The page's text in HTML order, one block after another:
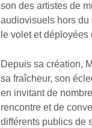
son des artistes de
audiovisuels hors du
le volet et
Depuis sa création,
sa fraîcheur, son
en invitant de
rencontre et de
différents publics de